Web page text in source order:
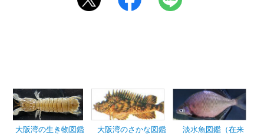
大阪湾の生き物図鑑 大阪湾のさかな図鑑
淡水魚図鑑（在来